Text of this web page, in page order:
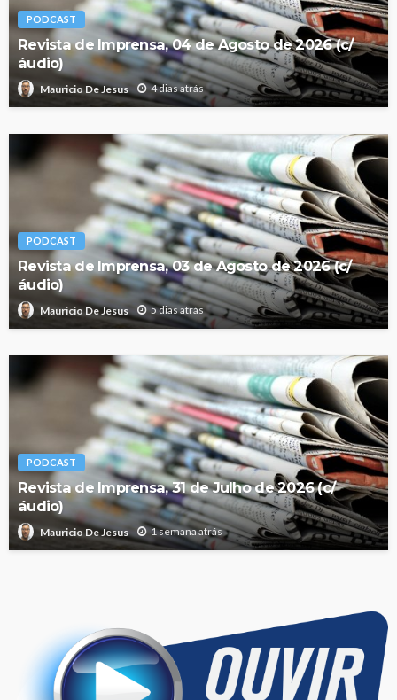
PODCAST
Revista de Imprensa, 04 de Agosto de 2026 (c/
áudio)
Mauricio De Jesus 4 dias atrás
PODCAST
Revista de Imprensa, 03 de Agosto de 2026 (c/
áudio)
Mauricio De Jesus 5 dias atrás
PODCAST
Revista de Imprensa, 31 de Julho de 2026 (c/
áudio)
Mauricio De Jesus 1 semana atrás